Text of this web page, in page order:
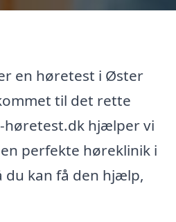
en høretest i Øster
til det rette
høretest.dk hjælper vi
perfekte høreklinik i
kan få den hjælp,